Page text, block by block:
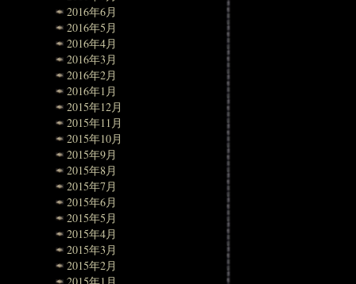
2016年6月
2016年5月
2016年4月
2016年3月
2016年2月
2016年1月
2015年12月
2015年11月
2015年10月
2015年9月
2015年8月
2015年7月
2015年6月
2015年5月
2015年4月
2015年3月
2015年2月